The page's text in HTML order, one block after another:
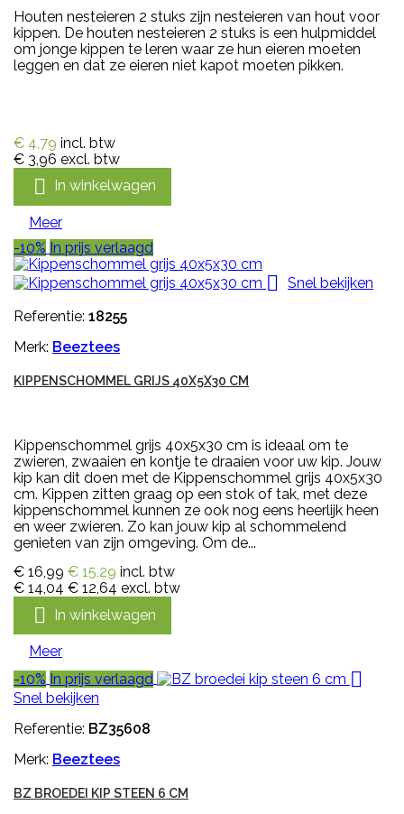
Houten nesteieren 2 stuks zijn nesteieren van hout voor
kippen. De houten nesteieren 2 stuks is een hulpmiddel
om jonge kippen te leren waar ze hun eieren moeten
leggen en dat ze eieren niet kapot moeten pikken.
€ 4,79 incl. btw
€ 3,96 excl. btw
 In winkelwagen
Meer
-10% In prijs verlaagd

Snel bekijken
Referentie: 18255
Merk: Beeztees
KIPPENSCHOMMEL GRIJS 40X5X30 CM
Kippenschommel grijs 40x5x30 cm is ideaal om te
zwieren, zwaaien en kontje te draaien voor uw kip. Jouw
kip kan dit doen met de Kippenschommel grijs 40x5x30
cm. Kippen zitten graag op een stok of tak, met deze
kippenschommel kunnen ze ook nog eens heerlijk heen
en weer zwieren. Zo kan jouw kip al schommelend
genieten van zijn omgeving. Om de...
€ 16,99 € 15,29 incl. btw
€ 14,04 € 12,64 excl. btw
 In winkelwagen
Meer
-10% In prijs verlaagd 
Snel bekijken
Referentie: BZ35608
Merk: Beeztees
BZ BROEDEI KIP STEEN 6 CM